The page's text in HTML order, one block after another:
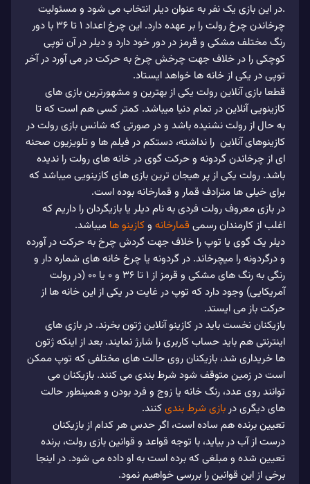
.در این بازی یک نفر به عنوان دیلر انتخاب می شود و مسئولیت
چرخاندن چرخ رولت را بر عهده دارد. این چرخ اعداد 1 تا 36 با دور
رنگ مختلف مشکی و قرمز در دور خود دارد و دیلر در آن توپی
کوچکی را در خلاف جهت چرخش چرخ به حرکت در می آورد در آخر
توپی در یکی از خانه ها خواهد ایستاد.
قطعا بازی آنلاین رولت یکی از بهترین و مشهورترین بازی های
کازینویی آنلاین در تمام دنیا میباشد. کمتر کسی هم است که تا
به حال از رولت نشنیده باشد و در صورتی که شانس بازی رولت در
کازینوهای آنلاین را نداشته، دستکم در فیلم ها و تلویزیون صحنه
ای از چرخاندن گردونه و حرکت گوی در خانه های رولت را ندیده
باشد. رولت یکی از پر هیجان ترین بازی های کازینویی میباشد که
برای خیلی ها مترادف قمار و قمارخانه بوده است.
در بازی معروف رولت فردی به نام دیلر یا بازیگردان را داریم که
اغلب از کارمندان رسمی قمارخانه وکازینو ها میباشد.
دیلر یک گوی یا توپ را خلاف جهت گردش چرخ به حرکت در آورده
و درگردونه را میچرخاند. در گردونه یا چرخ خانه های شماره دار و
رنگی به رنگ های مشکی و قرمز از ۱ تا ۳۶ و ۰ یا ۰۰ (در رولت
آمریکایی) وجود دارد که توپ در غایت در یکی از این خانه ها از
حرکت باز می ایستد.
بازیکنان نخست باید در کازینو آنلاین ژتون بخرند. در بازی های
اینترنتی هم باید حساب کاربری را شارژ نمایند. بعد از اینکه ژتون
ها خریداری شد، بازیکنان روی حالت های مختلفی که توپ ممکن
است در زمین متوقف شود شرط بندی می کنند. بازیکنان می
توانند روی عدد، رنگ خانه یا زوج و فرد بودن و همینطور حالت
های دیگری دربازی شرط بندیکنند.
تعیین برنده هم ساده است، اگر حدس هر کدام از بازیکنان
درست از آب در بیاید، با توجه قواعد و قوانین بازی رولت، برنده
تعیین شده و مبلغی که برده است به او داده می شود. در اینجا
برخی از این قوانین را بررسی خواهیم نمود.